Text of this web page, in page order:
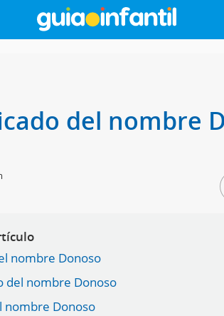
del nombre
nombre Donoso
del nombre Donoso
nombre Donoso